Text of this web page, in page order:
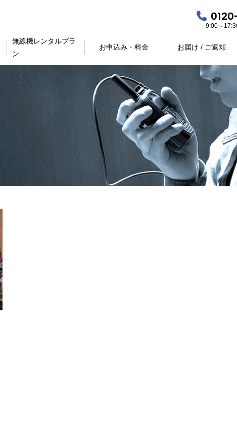
9:00～
無線機レンタルプラ
ン
お申込み・料金 お届け / ご返却